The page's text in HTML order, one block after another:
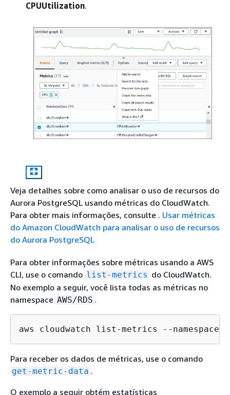
CPUUtilization.
Veja detalhes sobre como analisar o uso de recursos do
Aurora PostgreSQL usando métricas do CloudWatch.
Para obter mais informações, consulte . Usar métricas
do Amazon CloudWatch para analisar o uso de recursos
do Aurora PostgreSQL
Para obter informações sobre métricas usando a AWS
CLI, use o comando list-metrics do CloudWatch.
No exemplo a seguir, você lista todas as métricas no
namespace AWS/RDS .
aws cloudwatch list-metrics --namespace
Para receber os dados de métricas, use o comando
get-metric-data .
O exemplo a seguir obtém estatísticas